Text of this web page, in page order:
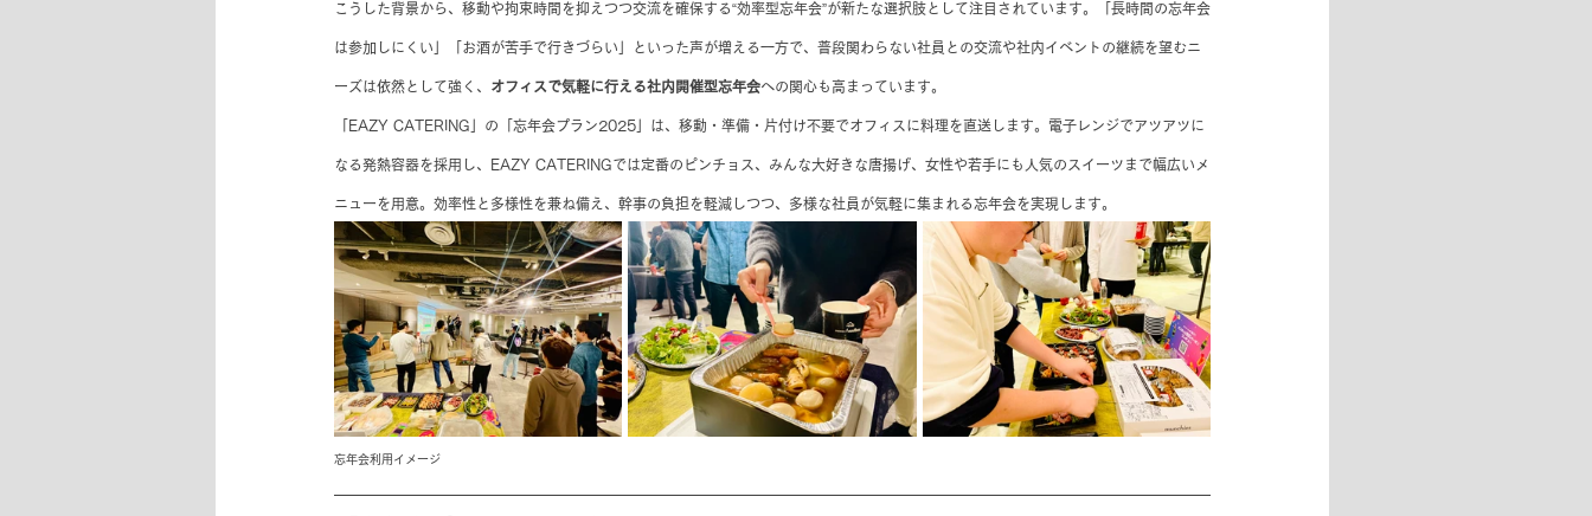
こうした背景から、移動や拘束時間を抑えつつ交流を確保する“効率型忘年会”が新たな選択肢として注目されています。「長時間の忘年会
は参加しにくい」「お酒が苦手で行きづらい」といった声が増える一方で、普段関わらない社員との交流や社内イベントの継続を望むニ
ーズは依然として強く、 オフィスで気軽に行える社内開催型忘年会への関心も高まっています。
「EAZY CATERING」の「忘年会プラン2025」は、移動・準備・片付け不要でオフィスに料理を直送します。電子レンジでアツアツに
なる発熱容器を採用し、EAZY CATERINGでは定番のピンチョス、みんな大好きな唐揚げ、女性や若手にも人気のスイーツまで幅広いメ
ニューを用意。効率性と多様性を兼ね備え、幹事の負担を軽減しつつ、多様な社員が気軽に集まれる忘年会を実現します。
忘年会利用イメージ